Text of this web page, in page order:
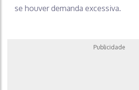
se houver demanda excessiva.
Publicidade